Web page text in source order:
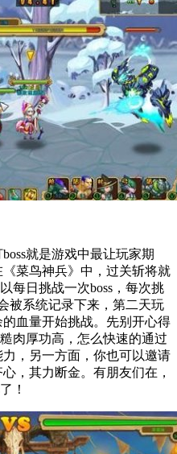
就是游戏中最让玩家期
菜鸟神兵》中，过关斩将就
每日挑战一次boss，每次挑
被系统记录下来，第二天玩
血量开始挑战。先别开心得
肉厚功高，怎么快速的通过
，另一方面，你也可以邀请
，其力断金。有朋友们在，
！